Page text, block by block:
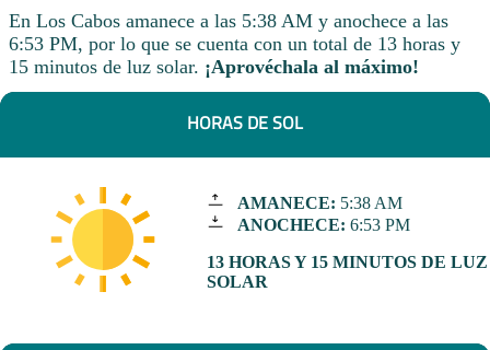
En Los Cabos amanece a las 5:38 AM y anochece a las
6:53 PM, por lo que se cuenta con un total de 13 horas y
15 minutos de luz solar. ¡Aprovéchala al máximo!
HORAS DE SOL
AMANECE: 5:38 AM
ANOCHECE: 6:53 PM
13 HORAS Y 15 MINUTOS DE LUZ
SOLAR